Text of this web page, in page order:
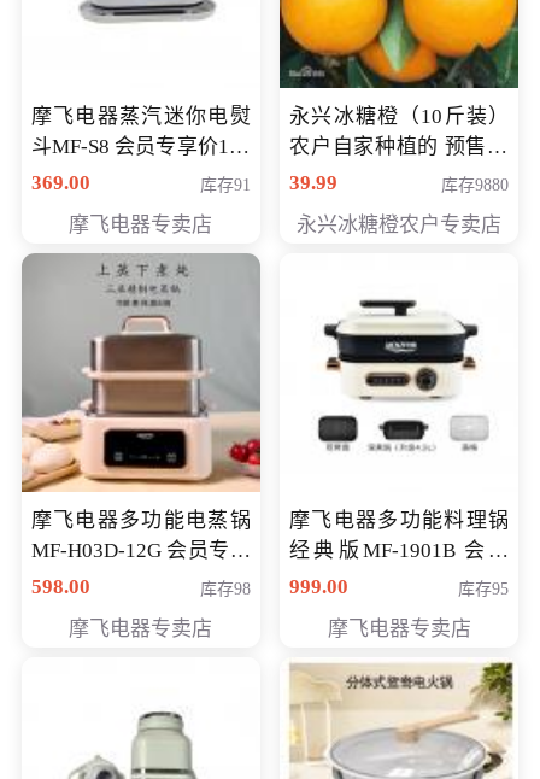
摩飞电器蒸汽迷你电熨
斗MF-S8 会员专享价168
元
369.00 库存91
摩飞电器专卖店
永兴冰糖橙（10斤装）
农户自家种植的 预售10
万斤 会员包邮专享价
39.99 库存9880
永兴冰糖橙农户专卖店
摩飞电器多功能电蒸锅
MF-H03D-12G 会员专享
价398元
598.00 库存98
摩飞电器专卖店
摩飞电器多功能料理锅
经典版MF-1901B 会员
专享价399元
999.00 库存95
摩飞电器专卖店